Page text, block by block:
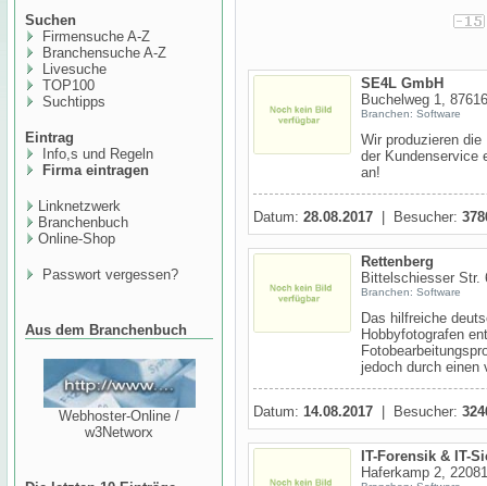
Suchen
Firmensuche A-Z
Branchensuche A-Z
Livesuche
TOP100
Suchtipps
Eintrag
Info,s und Regeln
Firma eintragen
Linknetzwerk
Branchenbuch
Online-Shop
Passwort vergessen?
Aus dem Branchenbuch
Webhoster-Online /
w3Networx
SE4L GmbH
Buchelweg 1,
Branchen: Software
Wir produzieren
der Kundenservice
an!
Datum: 28.08.2017 | Besucher:
Rettenberg
Bittelschiesser Str.
Branchen: Software
Das hilfreiche
Hobbyfotografen
jedoch durch einen
Datum: 14.08.2017 | Besucher:
IT-Forensik & IT-
Haferkamp 2,